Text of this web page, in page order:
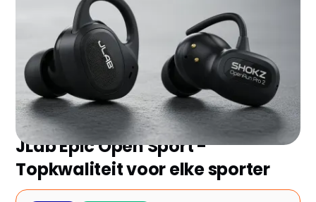
Zoek je de beste sport oordopjes zonder eindeloos te
vergelijken? Wij hebben de 7 topmodellen van 2026
voor je geselecteerd en de belangrijkste plus- en
minpunten op een rij gezet. Ontdek snel welke het
beste bij jou past!
JLab Epic Open Sport -
Topkwaliteit voor elke sporter